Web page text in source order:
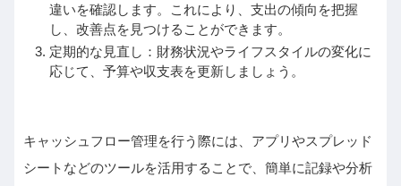
違いを確認します。これにより、支出の傾向を把握
し、改善点を見つけることができます。
定期的な見直し：財務状況やライフスタイルの変化に
応じて、予算や収支表を更新しましょう。
キャッシュフロー管理を行う際には、アプリやスプレッド
シートなどのツールを活用することで、簡単に記録や分析